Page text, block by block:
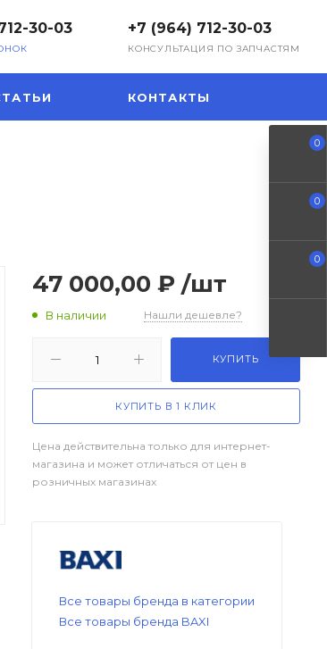
30-03 +7 (964) 712-30-03
КОНСУЛЬТАЦИЯ ПО ЗАПЧАСТЯМ
КОНТАКТЫ
47 000,00 ₽ /шт
В наличии Нашли дешевле?
КУПИТЬ
КУПИТЬ В 1 КЛИК
Цена действительна только для интернет-
магазина и может отличаться от цен в
розничных магазинах
Все товары бренда в категории
Все товары бренда BAXI
0
0
0